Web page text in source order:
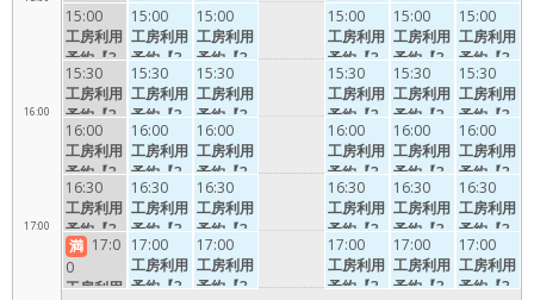
16:00
17:00
0分】
15:00
工房利用
予約【3
0分】
15:30
工房利用
予約【3
0分】
16:00
工房利用
予約【3
0分】
16:30
工房利用
予約【3
0分】
満 17:0
0
工房利用
0分】
15:00
工房利用
予約【3
0分】
15:30
工房利用
予約【3
0分】
16:00
工房利用
予約【3
0分】
16:30
工房利用
予約【3
0分】
17:00
工房利用
予約【3
0分】
15:00
工房利用
予約【3
0分】
15:30
工房利用
予約【3
0分】
16:00
工房利用
予約【3
0分】
16:30
工房利用
予約【3
0分】
17:00
工房利用
予約【3
0分】
15:00
工房利用
予約【3
0分】
15:30
工房利用
予約【3
0分】
16:00
工房利用
予約【3
0分】
16:30
工房利用
予約【3
0分】
17:00
工房利用
予約【3
0分】
15:00
工房利用
予約【3
0分】
15:30
工房利用
予約【3
0分】
16:00
工房利用
予約【3
0分】
16:30
工房利用
予約【3
0分】
17:00
工房利用
予約【3
0分】
15:00
工房利用
予約【3
0分】
15:30
工房利用
予約【3
0分】
16:00
工房利用
予約【3
0分】
16:30
工房利用
予約【3
0分】
17:00
工房利用
予約【3